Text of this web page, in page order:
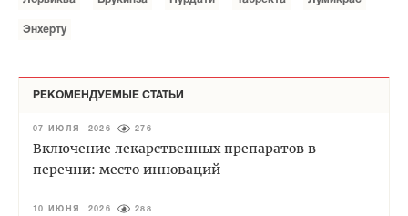
Энхерту
РЕКОМЕНДУЕМЫЕ СТАТЬИ
07 ИЮЛЯ 2026 276
Включение лекарственных препаратов в
перечни: место инноваций
10 ИЮНЯ 2026 288